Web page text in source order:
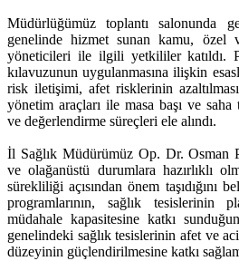
Müdürlüğümüz toplantı salonunda
genelinde hizmet sunan kamu, özel
yöneticileri ile ilgili yetkililer katıldı.
kılavuzunun uygulanmasına ilişkin
risk iletişimi, afet risklerinin
yönetim araçları ile masa başı ve saha
ve değerlendirme süreçleri ele alındı.
İl Sağlık Müdürümüz Op. Dr. Osman
ve olağanüstü durumlara hazırlıklı
sürekliliği açısından önem taşıdığını
programlarının, sağlık tesislerinin
müdahale kapasitesine katkı
genelindeki sağlık tesislerinin afet ve
düzeyinin güçlendirilmesine katkı